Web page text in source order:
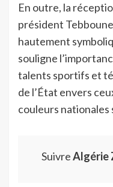
En outre, la
président
hautement
souligne
talents sportifs et
de l’État envers
couleurs nationales
SuivreAlgérie